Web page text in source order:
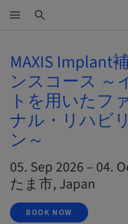
MAXIS Implant
ンスコース ～
トを用いたフ
ナル・リハビ
ン～
05. Sep 2026 – 04.
たま市, Japan
BOOK NOW